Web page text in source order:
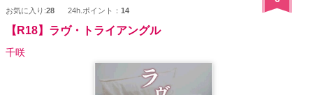
お気に入り:28 24h.ポイント： 14
【R18】ラヴ・トライアングル
千咲